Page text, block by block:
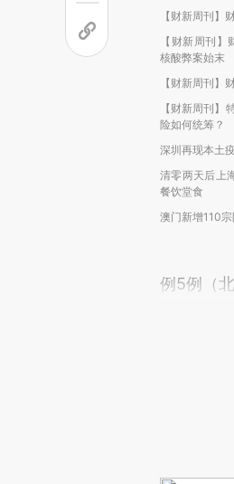
【财新周刊】
【财新周刊
核酸弊案始末
【财新周刊】
【财新周刊】
险如何统筹？
深圳再现本土
清零两天后上
餐饮堂食
澳门新增110
例5例（